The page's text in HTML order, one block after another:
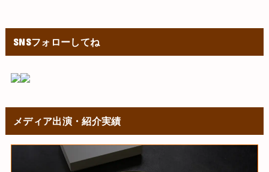
SNSフォローしてね
メディア出演・紹介実績